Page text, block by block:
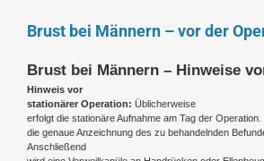
Brust bei Männern – vor der
Brust bei Männern – Hinweise
Hinweis vor
stationärer Operation: Üblicherweise
erfolgt die stationäre Aufnahme am Tag der
die genaue Anzeichnung des zu behandelnden
Anschließend